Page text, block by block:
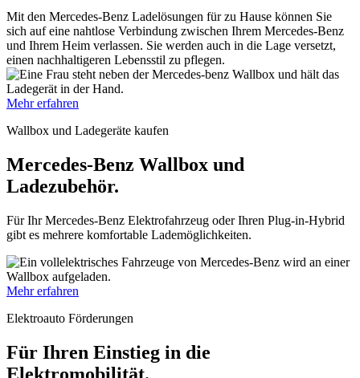
Mit den Mercedes-Benz Ladelösungen für zu Hause können Sie
sich auf eine nahtlose Verbindung zwischen Ihrem Mercedes-Benz
und Ihrem Heim verlassen. Sie werden auch in die Lage versetzt,
einen nachhaltigeren Lebensstil zu pflegen.
Mehr erfahren
Wallbox und Ladegeräte kaufen
Mercedes-Benz Wallbox und
Ladezubehör.
Für Ihr Mercedes-Benz Elektrofahrzeug oder Ihren Plug-in-Hybrid
gibt es mehrere komfortable Lademöglichkeiten.
Mehr erfahren
Elektroauto Förderungen
Für Ihren Einstieg in die
Elektromobilität.